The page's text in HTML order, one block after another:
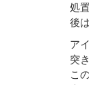
処
後
ア
突
こ